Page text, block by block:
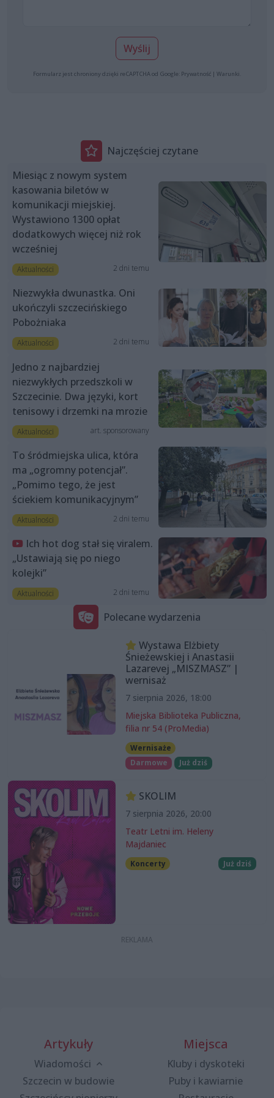
Wyślij
Formularz jest chroniony dzięki reCAPTCHA od Google: Prywatność | Warunki
Najczęściej czytane
Miesiąc z nowym system
kasowania biletów w
komunikacji miejskiej.
Wystawiono 1300 opłat
dodatkowych więcej niż rok
wcześniej
Aktualności 2 dni temu
Niezwykła dwunastka. Oni
ukończyli szczecińskiego
Pobożniaka
Aktualności 2 dni temu
Jedno z najbardziej
niezwykłych przedszkoli w
Szczecinie. Dwa języki, kort
tenisowy i drzemki na mrozie
Aktualności art. sponsorowany
To śródmiejska ulica, która
ma „ogromny potencjał”.
„Pomimo tego, że jest
ściekiem komunikacyjnym”
Aktualności 2 dni temu
Ich hot dog stał się viralem.
„Ustawiają się po niego
kolejki”
Aktualności 2 dni temu
Polecane wydarzenia
Wystawa Elżbiety
Śnieżewskiej i Anastasii
Lazarevej „MISZMASZ” |
wernisaż
7 sierpnia 2026, 18:00
Miejska Biblioteka Publiczna,
filia nr 54 (ProMedia)
Wernisaże
Darmowe
Już dziś
SKOLIM
7 sierpnia 2026, 20:00
Teatr Letni im. Heleny
Majdaniec
Koncerty Już dziś
Artykuły
Wiadomości
Szczecin w budowie
Miejsca
Kluby i dyskoteki
Puby i kawiarnie